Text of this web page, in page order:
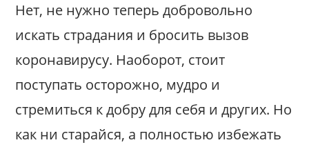
Нет, не нужно теперь добровольно
искать страдания и бросить вызов
коронавирусу. Наоборот, стоит
поступать осторожно, мудро и
стремиться к добру для себя и других. Но
как ни старайся, а полностью избежать